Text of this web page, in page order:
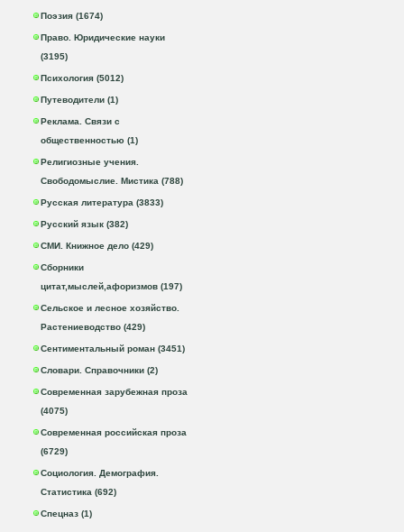
Поэзия (1674)
Право. Юридические науки
(3195)
Психология (5012)
Путеводители (1)
Реклама. Связи с
общественностью (1)
Религиозные учения.
Свободомыслие. Мистика (788)
Русская литература (3833)
Русский язык (382)
СМИ. Книжное дело (429)
Сборники
цитат,мыслей,афоризмов (197)
Сельское и лесное хозяйство.
Растениеводство (429)
Сентиментальный роман (3451)
Словари. Справочники (2)
Современная зарубежная проза
(4075)
Современная российская проза
(6729)
Социология. Демография.
Статистика (692)
Спецназ (1)